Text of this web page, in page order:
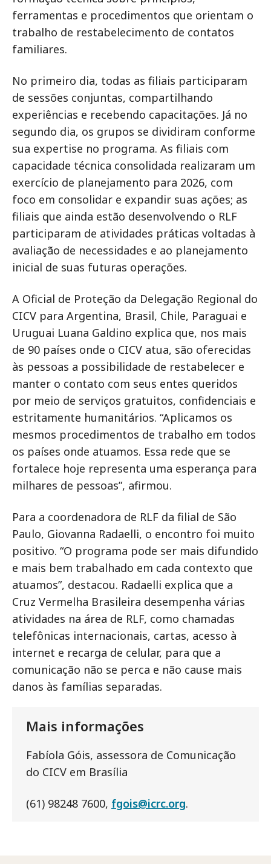
ferramentas e procedimentos que orientam o
trabalho de restabelecimento de contatos
familiares.
No primeiro dia, todas as filiais participaram
de sessões conjuntas, compartilhando
experiências e recebendo capacitações. Já no
segundo dia, os grupos se dividiram conforme
sua expertise no programa. As filiais com
capacidade técnica consolidada realizaram um
exercício de planejamento para 2026, com
foco em consolidar e expandir suas ações; as
filiais que ainda estão desenvolvendo o RLF
participaram de atividades práticas voltadas à
avaliação de necessidades e ao planejamento
inicial de suas futuras operações.
A Oficial de Proteção da Delegação Regional do
CICV para Argentina, Brasil, Chile, Paraguai e
Uruguai Luana Galdino explica que, nos mais
de 90 países onde o CICV atua, são oferecidas
às pessoas a possibilidade de restabelecer e
manter o contato com seus entes queridos
por meio de serviços gratuitos, confidenciais e
estritamente humanitários. “Aplicamos os
mesmos procedimentos de trabalho em todos
os países onde atuamos. Essa rede que se
fortalece hoje representa uma esperança para
milhares de pessoas”, afirmou.
Para a coordenadora de RLF da filial de São
Paulo, Giovanna Radaelli, o encontro foi muito
positivo. “O programa pode ser mais difundido
e mais bem trabalhado em cada contexto que
atuamos”, destacou. Radaelli explica que a
Cruz Vermelha Brasileira desempenha várias
atividades na área de RLF, como chamadas
telefônicas internacionais, cartas, acesso à
internet e recarga de celular, para que a
comunicação não se perca e não cause mais
danos às famílias separadas.
Mais informações
Fabíola Góis, assessora de Comunicação
do CICV em Brasília
(61) 98248 7600, fgois@icrc.org.